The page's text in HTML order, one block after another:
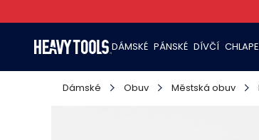
DÁMSKÉ PÁNSKÉ DÍVČÍ
Dámské Obuv Městská obuv